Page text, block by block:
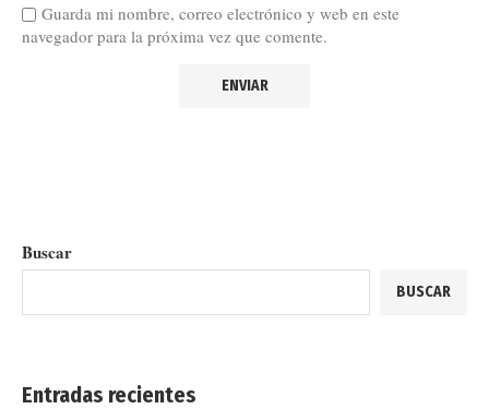
Guarda mi nombre, correo electrónico y web en este
navegador para la próxima vez que comente.
Buscar
BUSCAR
Entradas recientes